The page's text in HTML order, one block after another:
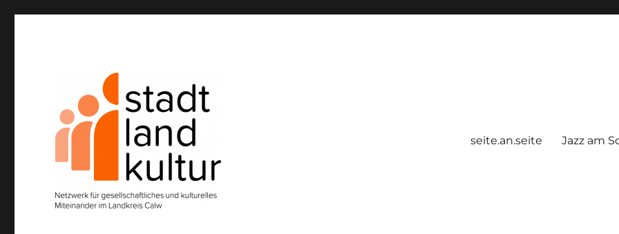
seite.an.seite Jazz am